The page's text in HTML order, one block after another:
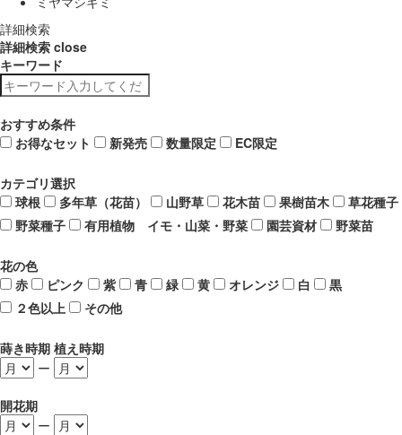
詳細検索
詳細検索 close
キーワード
おすすめ条件
お得なセット
新発売 数量限定 EC限定
カテゴリ選択
球根
多年草（花苗） 山野草 花木苗 果樹苗木
草花種子
野菜種子
有用植物 イモ・山菜・野菜 園芸資材 野菜苗
花の色
赤
ピンク 紫 青 緑 黄 オレンジ 白
黒
２色以上
その他
蒔き時期 植え時期
ー
開花期
ー